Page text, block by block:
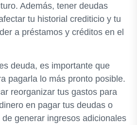
Además, tener deudas
tu historial crediticio y tu
a préstamos y créditos en el
deuda, es importante que
pagarla lo más pronto posible.
reorganizar tus gastos para
en pagar tus deudas o
generar ingresos adicionales